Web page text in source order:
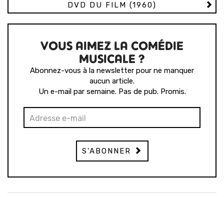
DVD DU FILM (1960)
VOUS AIMEZ LA COMÉDIE
MUSICALE ?
Abonnez-vous à la newsletter pour ne manquer
aucun article.
Un e-mail par semaine. Pas de pub. Promis.
S'ABONNER